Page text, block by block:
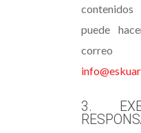
puede
correo
3.